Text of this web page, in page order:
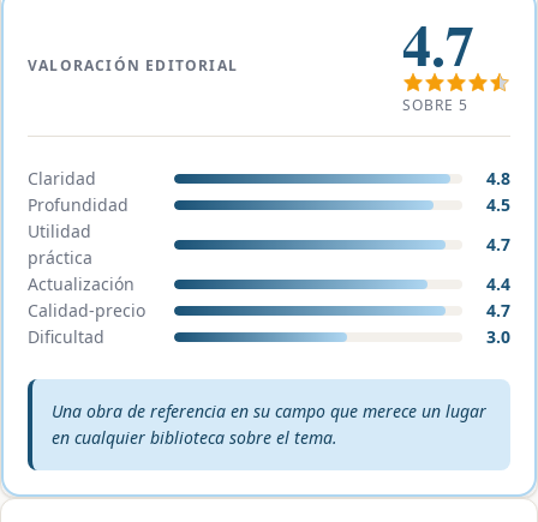
VALORACIÓN EDITORIAL 4.7
SOBRE 5
Claridad
4.8
Profundidad
4.5
Utilidad
práctica
4.7
Actualización
4.4
Calidad-precio
4.7
Dificultad
3.0
Veredicto editorial:
Una obra de referencia en su campo que merece un lugar
en cualquier biblioteca sobre el tema.